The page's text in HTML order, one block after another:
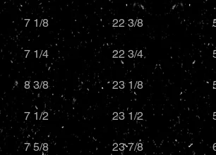
7 1/8 22 3/8
7 1/4 22 3/4
8 3/8 23 1/8
7 1/2 23 1/2
7 5/8 23 7/8